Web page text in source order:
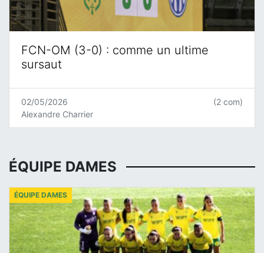
FCN-OM (3-0) : comme un ultime
sursaut
02/05/2026
Alexandre Charrier
(2 com)
ÉQUIPE DAMES
ÉQUIPE DAMES